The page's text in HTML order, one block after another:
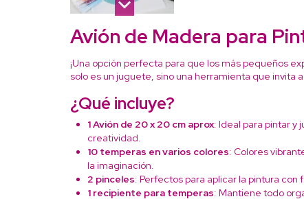
Avión de Madera para
¡Una opción perfecta para que los más pequeños
solo es un juguete, sino una herramienta que invita
¿Qué incluye?
1 Avión de 20 x 20 cm aprox: Ideal para pintar y
creatividad.
10 temperas en varios colores: Colores
la imaginación.
2 pinceles: Perfectos para aplicar la pintura con
1 recipiente para temperas: Mantiene todo